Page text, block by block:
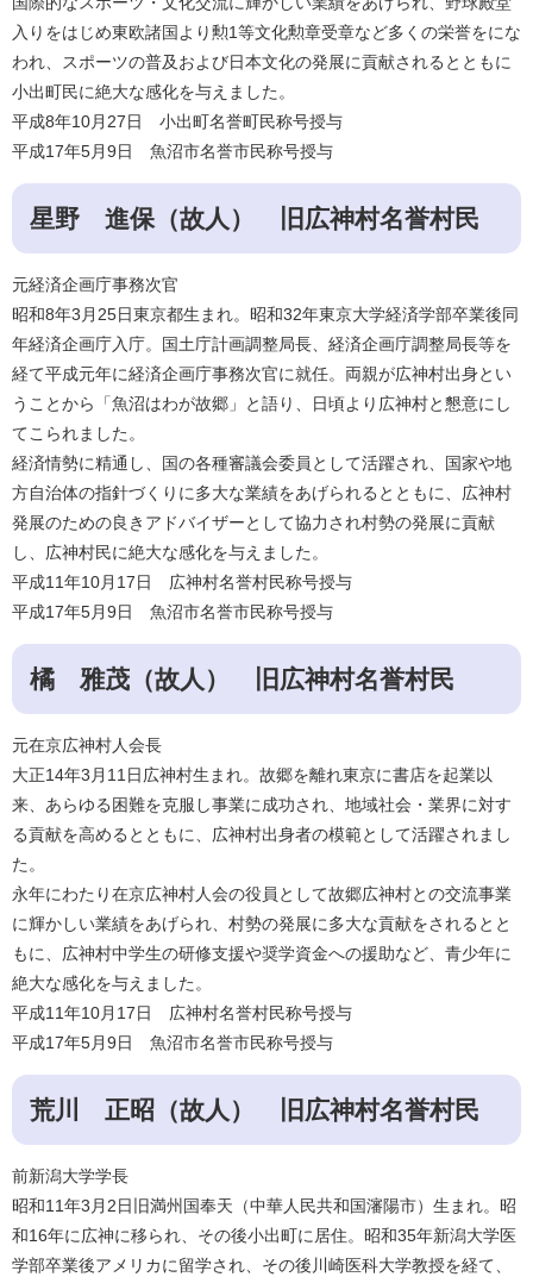
入りをはじめ東欧諸国より勲1等文化勲章受章など多くの栄誉をにな
われ、スポーツの普及および日本文化の発展に貢献されるとともに
小出町民に絶大な感化を与えました。
平成8年10月27日 小出町名誉町民称号授与
平成17年5月9日 魚沼市名誉市民称号授与
星野 進保（故人） 旧広神村名誉村民
元経済企画庁事務次官
昭和8年3月25日東京都生まれ。昭和32年東京大学経済学部卒業後同
年経済企画庁入庁。国土庁計画調整局長、経済企画庁調整局長等を
経て平成元年に経済企画庁事務次官に就任。両親が広神村出身とい
うことから「魚沼はわが故郷」と語り、日頃より広神村と懇意にし
てこられました。
経済情勢に精通し、国の各種審議会委員として活躍され、国家や地
方自治体の指針づくりに多大な業績をあげられるとともに、広神村
発展のための良きアドバイザーとして協力され村勢の発展に貢献
し、広神村民に絶大な感化を与えました。
平成11年10月17日 広神村名誉村民称号授与
平成17年5月9日 魚沼市名誉市民称号授与
橘 雅茂（故人） 旧広神村名誉村民
元在京広神村人会長
大正14年3月11日広神村生まれ。故郷を離れ東京に書店を起業以
来、あらゆる困難を克服し事業に成功され、地域社会・業界に対す
る貢献を高めるとともに、広神村出身者の模範として活躍されまし
た。
永年にわたり在京広神村人会の役員として故郷広神村との交流事業
に輝かしい業績をあげられ、村勢の発展に多大な貢献をされるとと
もに、広神村中学生の研修支援や奨学資金への援助など、青少年に
絶大な感化を与えました。
平成11年10月17日 広神村名誉村民称号授与
平成17年5月9日 魚沼市名誉市民称号授与
荒川 正昭（故人） 旧広神村名誉村民
前新潟大学学長
昭和11年3月2日旧満州国奉天（中華人民共和国瀋陽市）生まれ。昭
和16年に広神に移られ、その後小出町に居住。昭和35年新潟大学医
学部卒業後アメリカに留学され、その後川崎医科大学教授を経て、